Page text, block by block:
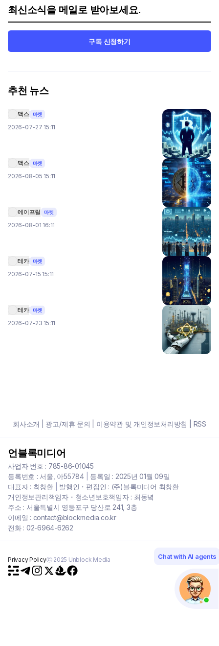
최신소식을 메일로 받아보세요.
구독 신청하기
추천 뉴스
맥스 마켓
2026-07-27 15:11
맥스 마켓
2026-08-05 15:11
에이프릴 마켓
2026-08-01 16:11
테카 마켓
2026-07-15 15:11
테카 마켓
2026-07-23 15:11
회사소개 광고/제휴 문의 이용약관 및 개인정보처리방침 RSS
언블록미디어
사업자 번호 : 785-86-01045
등록번호 : 서울, 아55784| 등록일 : 2025년 01월 09일
대표자 : 최창환| 발행인・편집인 : (주)블록미디어 최창환
개인정보관리책임자・청소년보호책임자 : 최동녘
주소 : 서울특별시 영등포구 당산로 241, 3층
이메일 : contact@blockmedia.co.kr
전화 : 02-6964-6262
Privacy Policyⓒ 2025 Unblock Media Chat with AI agents